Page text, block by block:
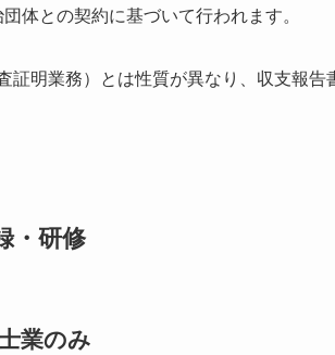
体との契約に基づいて行われます。
明業務）とは性質が異なり、収支報告
・研修
業のみ